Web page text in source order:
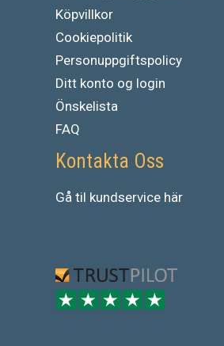
Köpvillkor
Cookiepolitik
Personuppgiftspolicy
Ditt konto og login
Önskelista
FAQ
Kontakta Oss
Gå til kundservice här